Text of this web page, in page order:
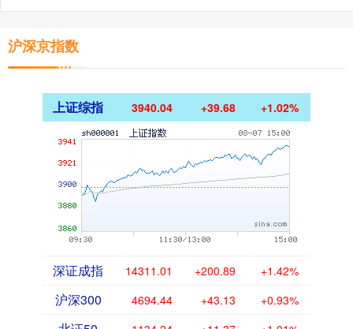
沪深京指数
上证综指 3940.04 +39.68 +1.02%
深证成指 14311.01 +200.89 +1.42%
沪深300 4694.44 +43.13 +0.93%